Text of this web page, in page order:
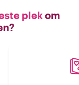
plekom